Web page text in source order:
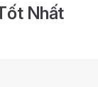
Nhất